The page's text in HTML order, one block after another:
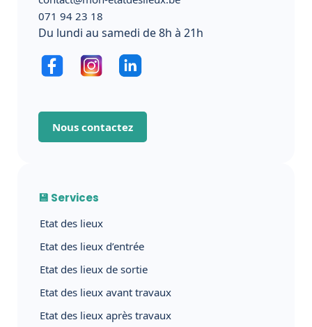
071 94 23 18
Du lundi au samedi de 8h à 21h
Nous contactez
💾 Services
Etat des lieux
Etat des lieux d’entrée
Etat des lieux de sortie
Etat des lieux avant travaux
Etat des lieux après travaux